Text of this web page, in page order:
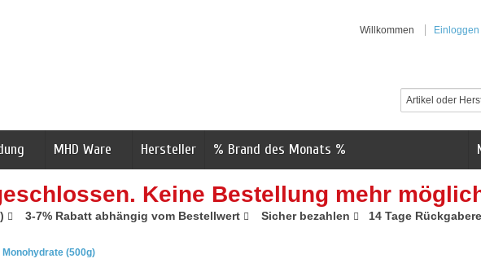
Willkommen Einloggen
MHD Ware Hersteller % Brand des Monats %
Keine Bestellung mehr
3-7% Rabatt abhängig vom Bestellwert Sicher bezahlen 14 Tage
(500g)